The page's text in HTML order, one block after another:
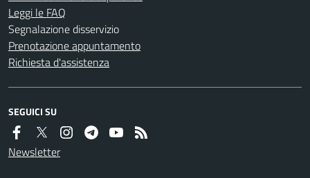
Leggi le FAQ
Segnalazione disservizio
Prenotazione appuntamento
Richiesta d'assistenza
SEGUICI SU
Newsletter